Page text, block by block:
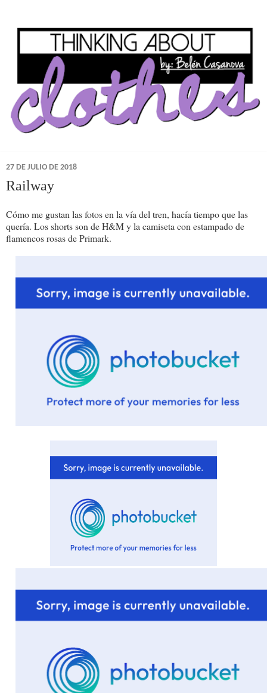
27 DE JULIO DE 2018
Railway
Cómo me gustan las fotos en la vía del tren, hacía tiempo que las
quería. Los shorts son de H&M y la camiseta con estampado de
flamencos rosas de Primark.